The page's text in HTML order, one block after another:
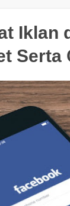
Iklan
Serta